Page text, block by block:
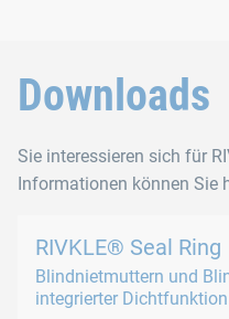
Downloads
Sie interessieren sich für
Informationen können Sie
RIVKLE® Seal Ring
Blindnietmuttern und
integrierter Dichtfunktion